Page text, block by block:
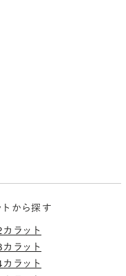
トから探す
ラット
ラット
ラット